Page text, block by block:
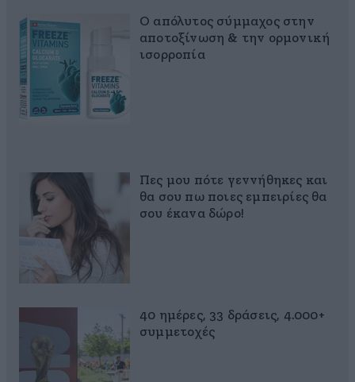
Ο απόλυτος σύμμαχος στην
αποτοξίνωση & την ορμονική
ισορροπία
Πες μου πότε γεννήθηκες και
θα σου πω ποιες εμπειρίες θα
σου έκανα δώρο!
40 ημέρες, 33 δράσεις, 4.000+
συμμετοχές